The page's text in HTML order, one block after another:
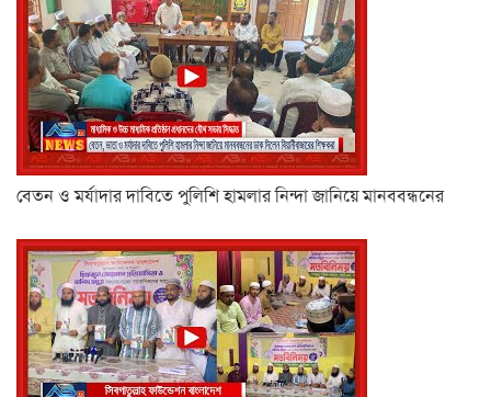
বেতন ও মর্যাদার দাবিতে পুলিশি হামলার নিন্দা জানিয়ে মানববন্ধনের